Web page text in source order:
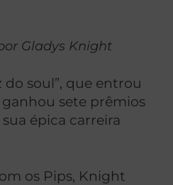
Gladys Knight
soul”, que entrou
ganhou sete prêmios
épica carreira
os Pips, Knight